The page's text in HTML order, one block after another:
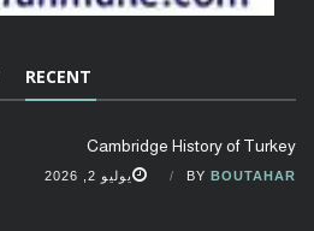
RECENT
Cambridge History of Turkey
BY BOUTAHAR يوليو 2, 2026